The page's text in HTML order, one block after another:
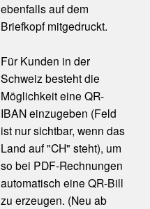
ebenfalls auf dem
Briefkopf mitgedruckt.
Für Kunden in der
Schweiz besteht die
Möglichkeit eine QR-
IBAN einzugeben (Feld
ist nur sichtbar, wenn das
Land auf "CH" steht), um
so bei PDF-Rechnungen
automatisch eine QR-Bill
zu erzeugen. (Neu ab